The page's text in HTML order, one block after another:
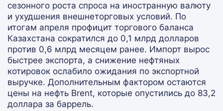
сезонного роста спроса на иностранную валюту
и ухудшения внешнеторговых условий. По
итогам апреля профицит торгового баланса
Казахстана сократился до 0,1 млрд долларов
против 0,6 млрд месяцем ранее. Импорт вырос
быстрее экспорта, а снижение нефтяных
котировок ослабило ожидания по экспортной
выручке. Дополнительным фактором остаются
цены на нефть Brent, которые опустились до 83,2
доллара за баррель.